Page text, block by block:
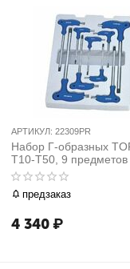
АРТИКУЛ: 22309PR
Набор Г-образных
T10-T50, 9 предметов
предзаказ
4 340₽